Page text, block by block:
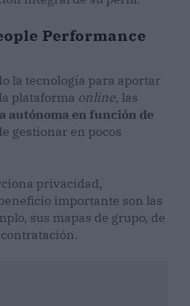
Performance
la tecnología para aportar
plataforma online, las
autónoma en función de
gestionar en pocos
privacidad,
importante son las
sus mapas de grupo, de